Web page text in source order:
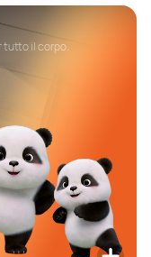
tutto il corpo.